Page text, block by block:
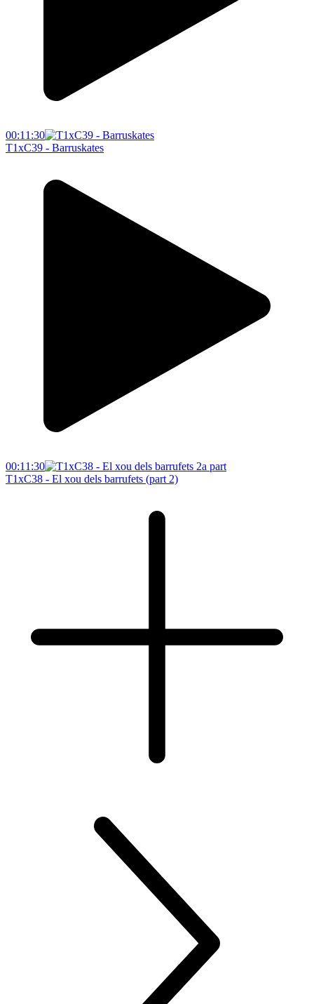
00:11:30
T1xC39 - Barruskates
00:11:30
T1xC38 - El xou dels barrufets (part 2)